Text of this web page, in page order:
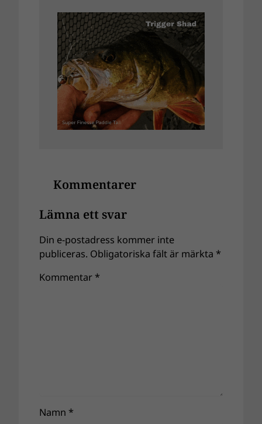
Kommentarer
Lämna ett svar
Din e-postadress kommer inte
publiceras. Obligatoriska fält är märkta *
Kommentar *
Namn *